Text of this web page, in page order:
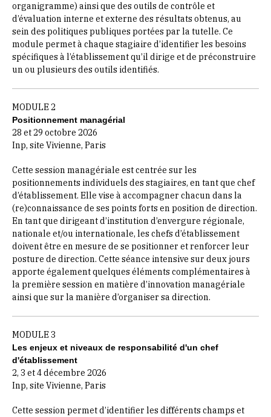
organigramme) ainsi que des outils de contrôle et
d’évaluation interne et externe des résultats obtenus, au
sein des politiques publiques portées par la tutelle. Ce
module permet à chaque stagiaire d’identifier les besoins
spécifiques à l’établissement qu’il dirige et de préconstruire
un ou plusieurs des outils identifiés.
MODULE 2
Positionnement managérial
28 et 29 octobre 2026
Inp, site Vivienne, Paris
Cette session managériale est centrée sur les
positionnements individuels des stagiaires, en tant que chef
d’établissement. Elle vise à accompagner chacun dans la
(re)connaissance de ses points forts en position de direction.
En tant que dirigeant d’institution d’envergure régionale,
nationale et/ou internationale, les chefs d’établissement
doivent être en mesure de se positionner et renforcer leur
posture de direction. Cette séance intensive sur deux jours
apporte également quelques éléments complémentaires à
la première session en matière d’innovation managériale
ainsi que sur la manière d’organiser sa direction.
MODULE 3
Les enjeux et niveaux de responsabilité d'un chef
d'établissement
2, 3 et 4 décembre 2026
Inp, site Vivienne, Paris
Cette session permet d’identifier les différents champs et